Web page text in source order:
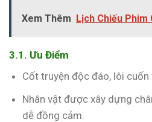
Xem Thêm Lịch Chiếu Phim
3.1. Ưu Điểm
Cốt truyện độc đáo, lôi cuốn
Nhân vật được xây dựng
dễ đồng cảm.